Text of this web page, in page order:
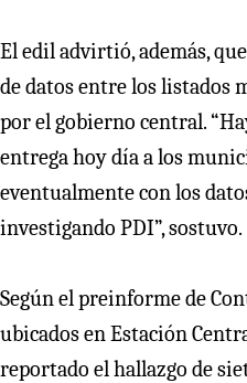
El edil advirtió, además,
de datos entre los listados
por el gobierno central.
entrega hoy día a los
eventualmente con los
investigando PDI”, sostuvo.
Según el preinforme de
ubicados en Estación
reportado el hallazgo de